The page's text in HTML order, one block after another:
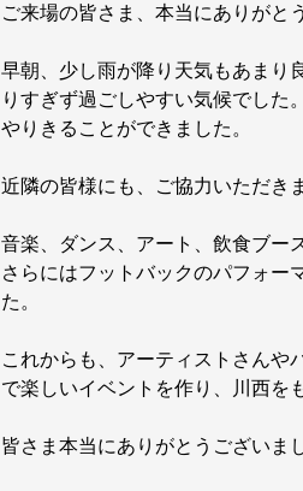
ご来場の皆さま、本当にありがと
早朝、少し雨が降り天気もあまり
りすぎず過ごしやすい気候でした
やりきることができました。
近隣の皆様にも、ご協力いただき
音楽、ダンス、アート、飲食ブー
さらにはフットバックのパフォー
た。
これからも、アーティストさんや
で楽しいイベントを作り、川西を
皆さま本当にありがとうございま